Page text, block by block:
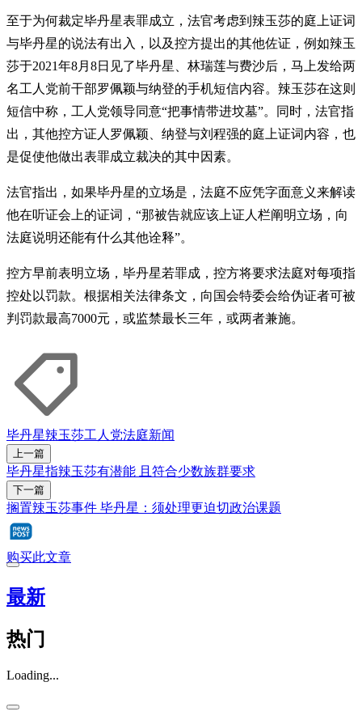
至于为何裁定毕丹星表罪成立，法官考虑到辣玉莎的庭上证词
与毕丹星的说法有出入，以及控方提出的其他佐证，例如辣玉
莎于2021年8月8日见了毕丹星、林瑞莲与费沙后，马上发给两
名工人党前干部罗佩颖与纳登的手机短信内容。辣玉莎在这则
短信中称，工人党领导同意“把事情带进坟墓”。同时，法官指
出，其他控方证人罗佩颖、纳登与刘程强的庭上证词内容，也
是促使他做出表罪成立裁决的其中因素。
法官指出，如果毕丹星的立场是，法庭不应凭字面意义来解读
他在听证会上的证词，“那被告就应该上证人栏阐明立场，向
法庭说明还能有什么其他诠释”。
控方早前表明立场，毕丹星若罪成，控方将要求法庭对每项指
控处以罚款。根据相关法律条文，向国会特委会给伪证者可被
判罚款最高7000元，或监禁最长三年，或两者兼施。
毕丹星辣玉莎工人党法庭新闻
上一篇
毕丹星指辣玉莎有潜能 且符合少数族群要求
下一篇
搁置辣玉莎事件 毕丹星：须处理更迫切政治课题
购买此文章
最新
热门
Loading...